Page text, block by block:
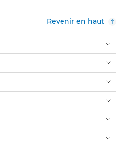
Revenir en haut